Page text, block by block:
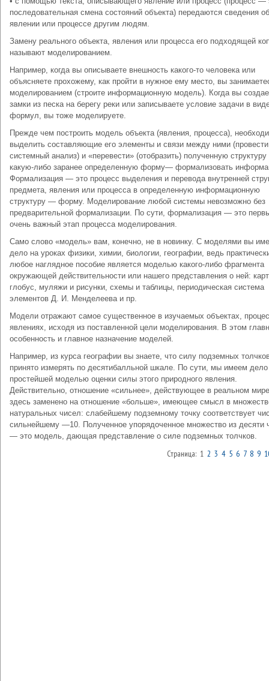
последо­вательная смена состояний объекта) передаются сведения
явлении или процессе другим людям.
Замену реального объекта, явления или процесса его подходящей
называют моделированием.
Например, когда вы описываете внешность какого-то человека или
объясняете прохожему, как пройти в нужное ему место, вы
моделированием (строите информационную модель). Когда вы
замки из песка на берегу реки или записываете условие задачи в
формул, вы тоже моделируете.
Прежде чем построить модель объекта (явления, процесса),
выделить составляющие его элементы и связи между ними (провести
системный анализ) и «пере­вести» (отобразить) полученную структуру
какую-либо заранее определенную форму— формализовать
Формализация — это процесс выделения и перевода внутренней
предмета, явления или процесса в определенную информационную
структуру — форму. Моделирование любой системы невозможно без
предварительной формализации. По сути, формализация — это
очень важный этап процесса моделирования.
Само слово «модель» вам, конечно, не в новинку. С моделями вы
дело на уроках физики, химии, биологии, географии, ведь
любое наглядное пособие явля­ется моделью какого-либо фрагмента
окружающей действительности или нашего пред­ставления о ней:
глобус, муляжи и рисунки, схемы и таблицы, периодическая система
элементов Д. И. Менделеева и пр.
Модели отражают самое существенное в изучаемых объектах,
явлениях, исходя из поставленной цели моделирования. В этом
особенность и главное назначение моделей.
Например, из курса географии вы знаете, что силу подземных
принято измерять по десятибалльной шкале. По сути, мы имеем
простейшей моделью оценки силы этого природного явления.
Действительно, отношение «сильнее», действую­щее в реальном
здесь заменено на отношение «больше», имеющее смысл в
натуральных чисел: слабейшему подземному точку соответствует
сильнейшему —10. Полученное упорядоченное множество из десяти
— это модель, дающая представление о силе подземных толчков.
Страница: 1 2 3 4 5 6 7 8 9